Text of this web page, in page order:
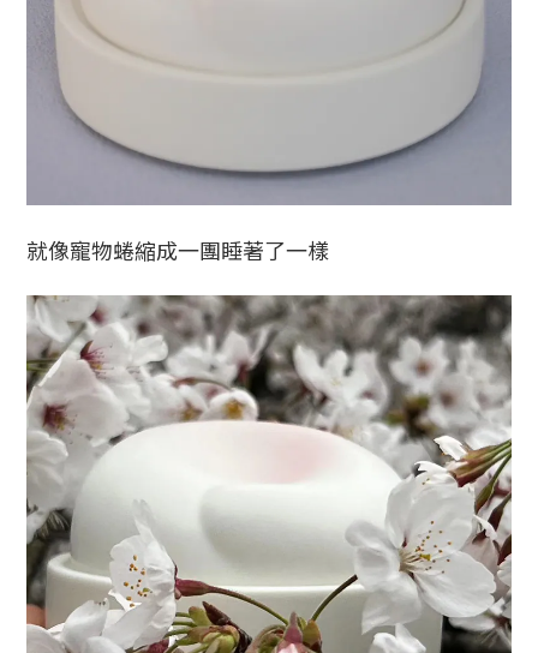
就像寵物蜷縮成一團睡著了一樣